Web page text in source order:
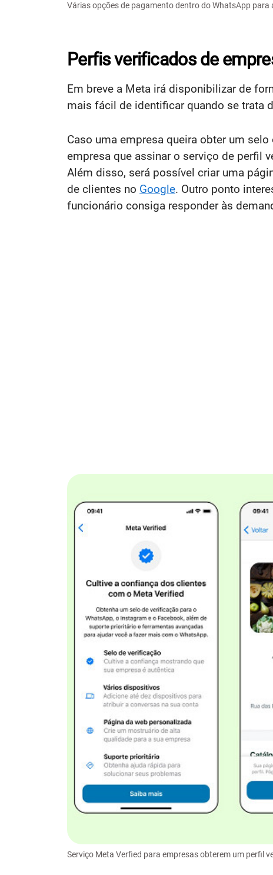
Várias opções de pagamento dentro do WhatsApp
Perfis verificados de
Em breve a Meta irá disponibilizar de
mais fácil de identificar quando se trata
Caso uma empresa queira obter um
empresa que assinar o serviço de perfil
Além disso, será possível criar uma
de clientes no Google. Outro ponto
funcionário consiga responder às
Serviço Meta Verfied para empresas obterem um perfil